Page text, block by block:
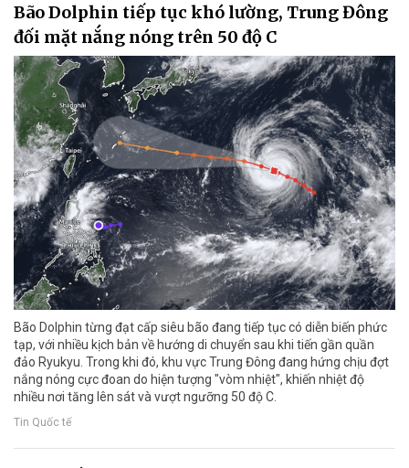
Bão Dolphin tiếp tục khó lường, Trung Đông
đối mặt nắng nóng trên 50 độ C
Bão Dolphin từng đạt cấp siêu bão đang tiếp tục có diễn biến phức
tạp, với nhiều kịch bản về hướng di chuyển sau khi tiến gần quần
đảo Ryukyu. Trong khi đó, khu vực Trung Đông đang hứng chịu đợt
nắng nóng cực đoan do hiện tượng "vòm nhiệt", khiến nhiệt độ
nhiều nơi tăng lên sát và vượt ngưỡng 50 độ C.
Tin Quốc tế